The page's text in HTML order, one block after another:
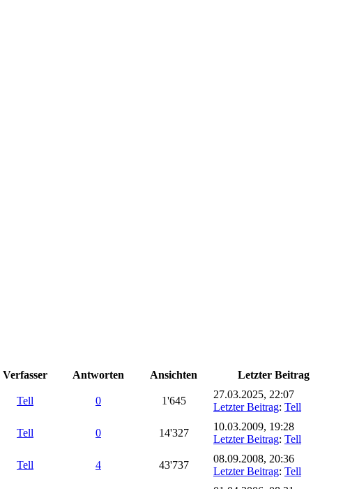
Verfasser Antworten Ansichten Letzter Beitrag
Tell 0 1'645
27.03.2025, 22:07
Letzter Beitrag: Tell
Tell 0 14'327
10.03.2009, 19:28
Letzter Beitrag: Tell
Tell 4 43'737
08.09.2008, 20:36
Letzter Beitrag: Tell